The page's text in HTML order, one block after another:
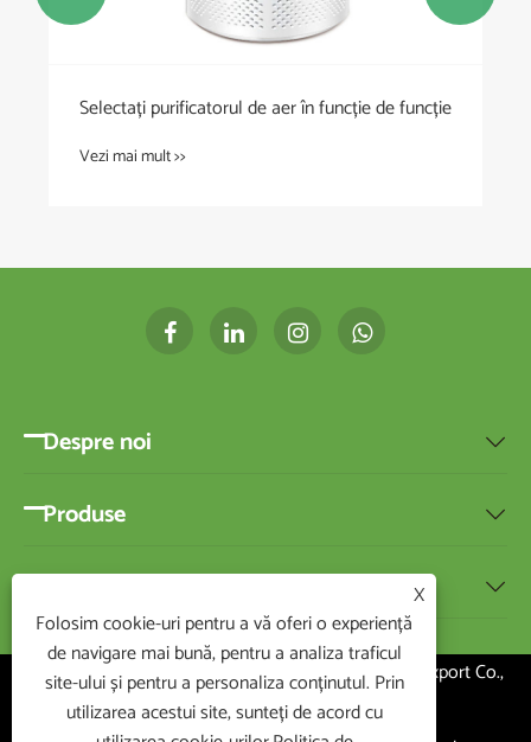
Selectați purificatorul de aer în funcție de funcție
Vezi mai mult >>
Despre noi 
Produse 

Copyright ©2020 Ningbo BEST-HOME Import and Export Co.,
Ltd. Toate drepturile rezervate
X
Folosim cookie-uri pentru a vă oferi o experiență
de navigare mai bună, pentru a analiza traficul
site-ului și pentru a personaliza conținutul. Prin
utilizarea acestui site, sunteți de acord cu